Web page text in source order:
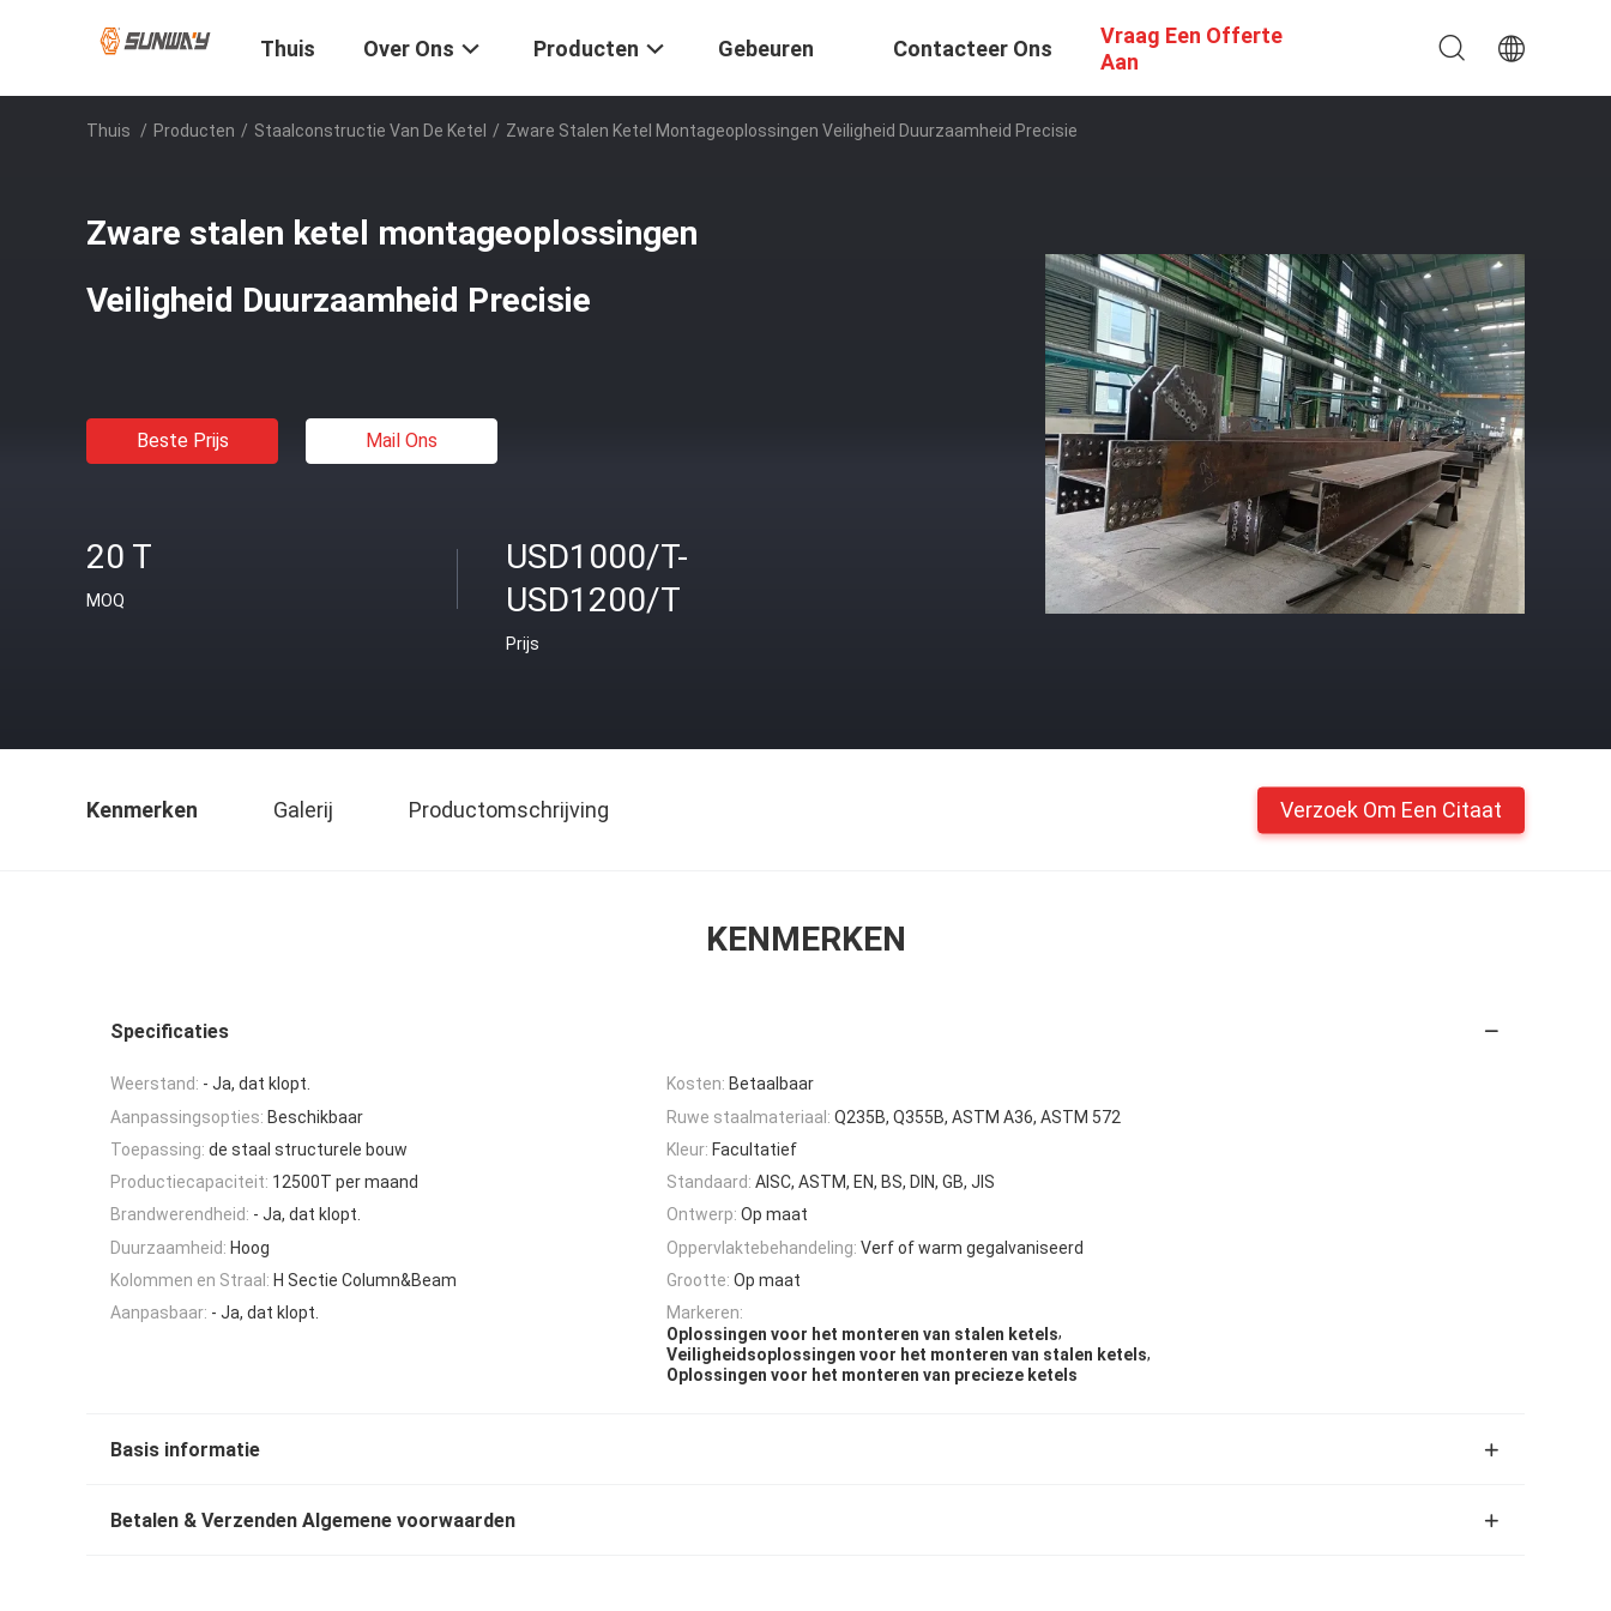
Thuis Over Ons Producten Gebeuren Contacteer Ons
Vraag Een Offerte
Aan
Thuis / Producten / Staalconstructie Van De Ketel / Zware Stalen Ketel Montageoplossingen Veiligheid Duurzaamheid Precisie
Zware stalen ketel montageoplossingen
Veiligheid Duurzaamheid Precisie
Beste Prijs Mail Ons
20 T
MOQ
USD1000/T-
USD1200/T
Prijs
Kenmerken Galerij Productomschrijving Verzoek Om Een Citaat
KENMERKEN
Specificaties
Weerstand: - Ja, dat klopt. Kosten: Betaalbaar
Aanpassingsopties: Beschikbaar Ruwe staalmateriaal: Q235B, Q355B, ASTM A36, ASTM 572
Toepassing: de staal structurele bouw Kleur: Facultatief
Productiecapaciteit: 12500T per maand Standaard: AISC, ASTM, EN, BS, DIN, GB, JIS
Brandwerendheid: - Ja, dat klopt. Ontwerp: Op maat
Duurzaamheid: Hoog Oppervlaktebehandeling: Verf of warm gegalvaniseerd
Kolommen en Straal: H Sectie Column&Beam Grootte: Op maat
Aanpasbaar: - Ja, dat klopt.
Markeren:
Oplossingen voor het monteren van stalen ketels,
Veiligheidsoplossingen voor het monteren van stalen ketels,
Oplossingen voor het monteren van precieze ketels
Basis informatie
Betalen & Verzenden Algemene voorwaarden